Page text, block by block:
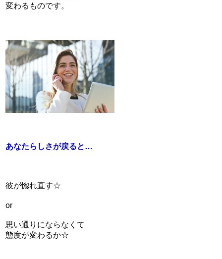
変わるものです。
あなたらしさが戻ると…
彼が惚れ直す☆
or
思い通りにならなくて
態度が変わるか☆